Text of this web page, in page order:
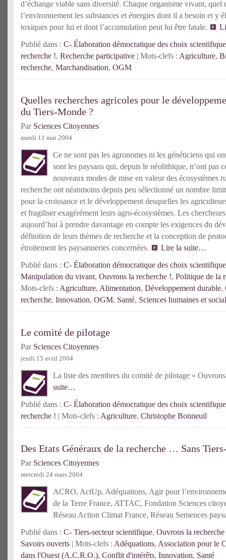
d’échange viable sans diversité. Chaque organisme vivant, quel
l’environnement les substances et énergies dont il a besoin et y
toxiques pour lui et dont l’accumulation peut lui être fatale.
Publié dans : C- Élaboration démocratique des choix
recherche !, Recherche participative | Mots-clefs : Agriculture,
recherche, Marchandisation, OGM
Quelles recherches agricoles pour le
du Tiers-Monde ?
Par Sciences Citoyennes
mardi 11 mai 2004
Ce ne sont pas les agronomes ni les généticiens qui
sont les paysans qui, depuis le néolithique, n’ont pas
nouveaux modes de mise en valeur des écosystèmes
recherche ont néanmoins depuis peu sélectionné un nombre
pour la croissance et le développement desquelles les
et fragiliser exagérément leurs agro-écosystèmes. Les
aujourd’hui à prendre davantage en compte les exigences du
définition de leurs thèmes de recherche et la conception de
étroitement les paysanneries concernées.
Lire la suite…
Publié dans : C- Élaboration démocratique des choix
Manipulation du vivant, Ouvrons la recherche !, Politique de la
Mots-clefs : Agriculture, Alimentation, Développement durable,
recherche, Innovation, OGM, Santé, Sciences humaines et
Le comité de pilotage
Par Sciences Citoyennes
jeudi 15 avril 2004
La liste des membres du comité de pilotage «
suite…
Publié dans : C- Élaboration démocratique des choix
recherche ! | Mots-clefs : Agriculture, Christophe Bonneuil
Des Etats Généraux de la recherche … Sans
Par Sciences Citoyennes
mercredi 24 mars 2004
ACRO, ActUp, Adéquations, Agir pour
de la Terre France, ATTAC, Fondation Sciences
Réseau Action Climat France, Réseau Semences
Publié dans : C- Tiers-secteur scientifique, Ouvrons la
Savoirs ouverts | Mots-clefs : Adéquations, Association pour le
dans l'Ouest (A.C.R.O.), Conflit d'intérêts, Innovation, Santé